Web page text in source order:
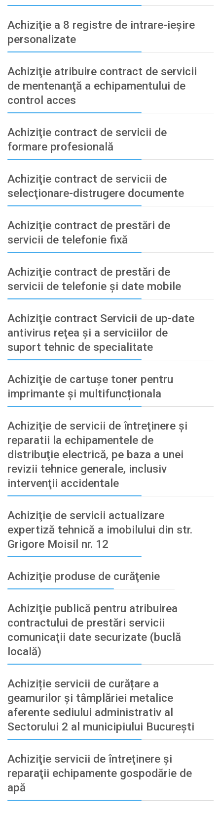
Achiziţie a 8 registre de intrare-ieșire
personalizate
Achiziţie atribuire contract de servicii
de mentenanţă a echipamentului de
control acces
Achiziţie contract de servicii de
formare profesională
Achiziţie contract de servicii de
selecţionare-distrugere documente
Achiziţie contract de prestări de
servicii de telefonie fixă
Achiziţie contract de prestări de
servicii de telefonie şi date mobile
Achiziţie contract Servicii de up-date
antivirus reţea şi a serviciilor de
suport tehnic de specialitate
Achiziţie de cartușe toner pentru
imprimante și multifuncționala
Achiziţie de servicii de întreţinere şi
reparatii la echipamentele de
distribuţie electrică, pe baza a unei
revizii tehnice generale, inclusiv
intervenţii accidentale
Achiziţie de servicii actualizare
expertiză tehnică a imobilului din str.
Grigore Moisil nr. 12
Achiziţie produse de curăţenie
Achiziţie publică pentru atribuirea
contractului de prestări servicii
comunicaţii date securizate (buclă
locală)
Achiziție servicii de curățare a
geamurilor și tâmplăriei metalice
aferente sediului administrativ al
Sectorului 2 al municipiului București
Achiziţie servicii de întreţinere şi
reparaţii echipamente gospodărie de
apă